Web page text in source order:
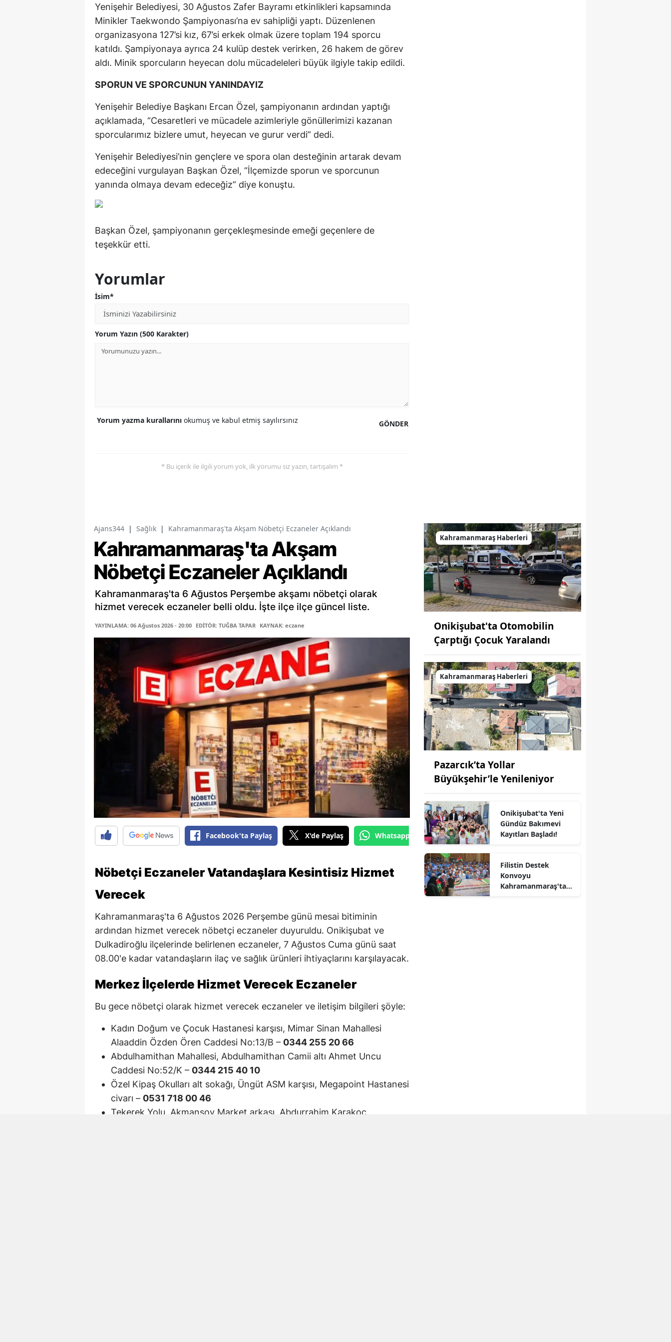
Yenişehir Belediyesi, 30 Ağustos Zafer Bayramı etkinlikleri kapsamında
Minikler Taekwondo Şampiyonası’na ev sahipliği yaptı. Düzenlenen
organizasyona 127’si kız, 67’si erkek olmak üzere toplam 194 sporcu
katıldı. Şampiyonaya ayrıca 24 kulüp destek verirken, 26 hakem de görev
aldı. Minik sporcuların heyecan dolu mücadeleleri büyük ilgiyle takip edildi.
SPORUN VE SPORCUNUN YANINDAYIZ
Yenişehir Belediye Başkanı Ercan Özel, şampiyonanın ardından yaptığı
açıklamada, “Cesaretleri ve mücadele azimleriyle gönüllerimizi kazanan
sporcularımız bizlere umut, heyecan ve gurur verdi” dedi.
Yenişehir Belediyesi’nin gençlere ve spora olan desteğinin artarak devam
edeceğini vurgulayan Başkan Özel, “İlçemizde sporun ve sporcunun
yanında olmaya devam edeceğiz” diye konuştu.
Başkan Özel, şampiyonanın gerçekleşmesinde emeği geçenlere de
teşekkür etti.
Yorumlar
İsim*
Yorum Yazın (500 Karakter)
GÖNDER
Yorum yazma kurallarını okumuş ve kabul etmiş sayılırsınız
* Bu içerik ile ilgili yorum yok, ilk yorumu siz yazın, tartışalım *
Ajans344 | Sağlık | Kahramanmaraş'ta Akşam Nöbetçi Eczaneler Açıklandı
Kahramanmaraş'ta Akşam
Nöbetçi Eczaneler Açıklandı
Kahramanmaraş'ta 6 Ağustos Perşembe akşamı nöbetçi olarak
hizmet verecek eczaneler belli oldu. İşte ilçe ilçe güncel liste.
YAYINLAMA: 06 Ağustos 2026 - 20:00 EDİTÖR: TUĞBA TAPAR KAYNAK: eczane
Facebook'ta Paylaş X'de Paylaş Whatsapp'tan Gönder
Nöbetçi Eczaneler Vatandaşlara Kesintisiz Hizmet
Verecek
Kahramanmaraş'ta 6 Ağustos 2026 Perşembe günü mesai bitiminin
ardından hizmet verecek nöbetçi eczaneler duyuruldu. Onikişubat ve
Dulkadiroğlu ilçelerinde belirlenen eczaneler, 7 Ağustos Cuma günü saat
08.00'e kadar vatandaşların ilaç ve sağlık ürünleri ihtiyaçlarını karşılayacak.
Merkez İlçelerde Hizmet Verecek Eczaneler
Bu gece nöbetçi olarak hizmet verecek eczaneler ve iletişim bilgileri şöyle:
Kadın Doğum ve Çocuk Hastanesi karşısı, Mimar Sinan Mahallesi
Alaaddin Özden Ören Caddesi No:13/B – 0344 255 20 66
Abdulhamithan Mahallesi, Abdulhamithan Camii altı Ahmet Uncu
Caddesi No:52/K – 0344 215 40 10
Özel Kipaş Okulları alt sokağı, Üngüt ASM karşısı, Megapoint Hastanesi
civarı – 0531 718 00 46
Tekerek Yolu, Akmansoy Market arkası, Abdurrahim Karakoç
Kahramanmaraş Haberleri
Onikişubat'ta Otomobilin
Çarptığı Çocuk Yaralandı
Kahramanmaraş Haberleri
Pazarcık’ta Yollar
Büyükşehir’le Yenileniyor
Onikişubat'ta Yeni
Gündüz Bakımevi
Kayıtları Başladı!
Filistin Destek
Konvoyu
Kahramanmaraş'ta